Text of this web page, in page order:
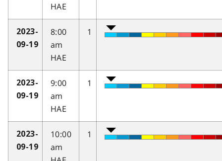
HAE
2023-
09-19
8:00
am
HAE
1
2023-
09-19
9:00
am
HAE
1
2023-
09-19
10:00
am
1